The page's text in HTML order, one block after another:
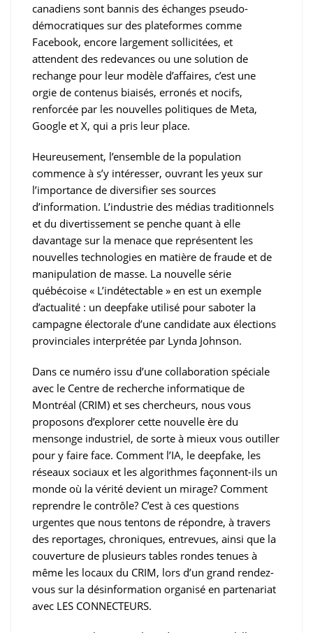
canadiens sont bannis des échanges pseudo-
démocratiques sur des plateformes comme
Facebook, encore largement sollicitées, et
attendent des redevances ou une solution de
rechange pour leur modèle d’affaires, c’est une
orgie de contenus biaisés, erronés et nocifs,
renforcée par les nouvelles politiques de Meta,
Google et X, qui a pris leur place.
Heureusement, l’ensemble de la population
commence à s’y intéresser, ouvrant les yeux sur
l’importance de diversifier ses sources
d’information. L’industrie des médias traditionnels
et du divertissement se penche quant à elle
davantage sur la menace que représentent les
nouvelles technologies en matière de fraude et de
manipulation de masse. La nouvelle série
québécoise « L’indétectable » en est un exemple
d’actualité : un deepfake utilisé pour saboter la
campagne électorale d’une candidate aux élections
provinciales interprétée par Lynda Johnson.
Dans ce numéro issu d’une collaboration spéciale
avec le Centre de recherche informatique de
Montréal (CRIM) et ses chercheurs, nous vous
proposons d’explorer cette nouvelle ère du
mensonge industriel, de sorte à mieux vous outiller
pour y faire face. Comment l’IA, le deepfake, les
réseaux sociaux et les algorithmes façonnent-ils un
monde où la vérité devient un mirage? Comment
reprendre le contrôle? C’est à ces questions
urgentes que nous tentons de répondre, à travers
des reportages, chroniques, entrevues, ainsi que la
couverture de plusieurs tables rondes tenues à
même les locaux du CRIM, lors d’un grand rendez-
vous sur la désinformation organisé en partenariat
avec LES CONNECTEURS.